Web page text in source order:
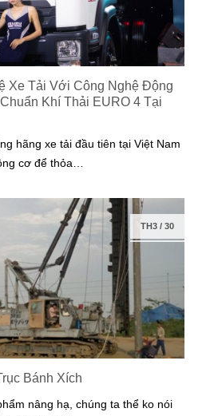
Xe Tải Với Công Nghệ Động
Khí Thải EURO 4 Tại
hãng xe tải đầu tiên tại Việt Nam
cơ để thỏa…
TH3/ 30
Bánh Xích
nâng hạ, chúng ta thể ko nói